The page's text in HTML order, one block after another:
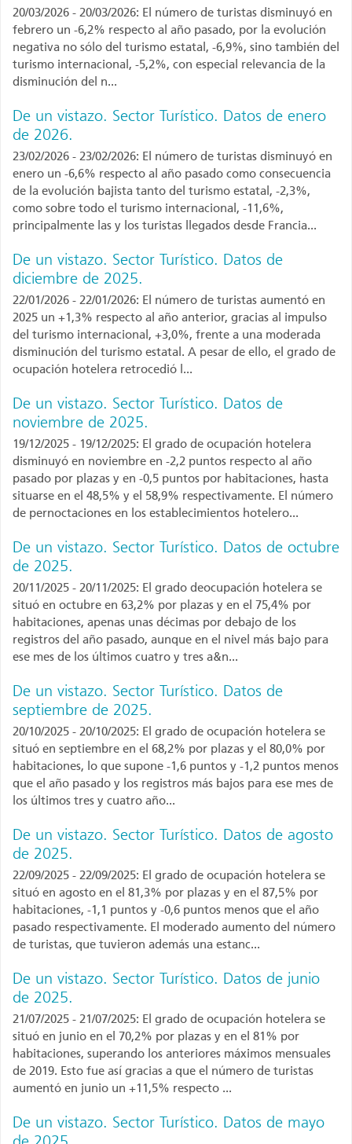
20/03/2026 - 20/03/2026: El número de turistas disminuyó en
febrero un -6,2% respecto al año pasado, por la evolución
negativa no sólo del turismo estatal, -6,9%, sino también del
turismo internacional, -5,2%, con especial relevancia de la
disminución del n...
De un vistazo. Sector Turístico. Datos de enero
de 2026.
23/02/2026 - 23/02/2026: El número de turistas disminuyó en
enero un -6,6% respecto al año pasado como consecuencia
de la evolución bajista tanto del turismo estatal, -2,3%,
como sobre todo el turismo internacional, -11,6%,
principalmente las y los turistas llegados desde Francia...
De un vistazo. Sector Turístico. Datos de
diciembre de 2025.
22/01/2026 - 22/01/2026: El número de turistas aumentó en
2025 un +1,3% respecto al año anterior, gracias al impulso
del turismo internacional, +3,0%, frente a una moderada
disminución del turismo estatal. A pesar de ello, el grado de
ocupación hotelera retrocedió l...
De un vistazo. Sector Turístico. Datos de
noviembre de 2025.
19/12/2025 - 19/12/2025: El grado de ocupación hotelera
disminuyó en noviembre en -2,2 puntos respecto al año
pasado por plazas y en -0,5 puntos por habitaciones, hasta
situarse en el 48,5% y el 58,9% respectivamente. El número
de pernoctaciones en los establecimientos hotelero...
De un vistazo. Sector Turístico. Datos de octubre
de 2025.
20/11/2025 - 20/11/2025: El grado deocupación hotelera se
situó en octubre en 63,2% por plazas y en el 75,4% por
habitaciones, apenas unas décimas por debajo de los
registros del año pasado, aunque en el nivel más bajo para
ese mes de los últimos cuatro y tres a&n...
De un vistazo. Sector Turístico. Datos de
septiembre de 2025.
20/10/2025 - 20/10/2025: El grado de ocupación hotelera se
situó en septiembre en el 68,2% por plazas y el 80,0% por
habitaciones, lo que supone -1,6 puntos y -1,2 puntos menos
que el año pasado y los registros más bajos para ese mes de
los últimos tres y cuatro año...
De un vistazo. Sector Turístico. Datos de agosto
de 2025.
22/09/2025 - 22/09/2025: El grado de ocupación hotelera se
situó en agosto en el 81,3% por plazas y en el 87,5% por
habitaciones, -1,1 puntos y -0,6 puntos menos que el año
pasado respectivamente. El moderado aumento del número
de turistas, que tuvieron además una estanc...
De un vistazo. Sector Turístico. Datos de junio
de 2025.
21/07/2025 - 21/07/2025: El grado de ocupación hotelera se
situó en junio en el 70,2% por plazas y en el 81% por
habitaciones, superando los anteriores máximos mensuales
de 2019. Esto fue así gracias a que el número de turistas
aumentó en junio un +11,5% respecto ...
De un vistazo. Sector Turístico. Datos de mayo